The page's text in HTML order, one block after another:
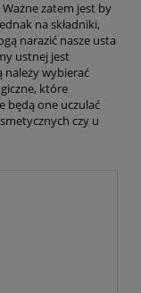
zatem jest by
na składniki,
narazić nasze usta
ustnej jest
należy wybierać
które
będą one uczulać
czy u